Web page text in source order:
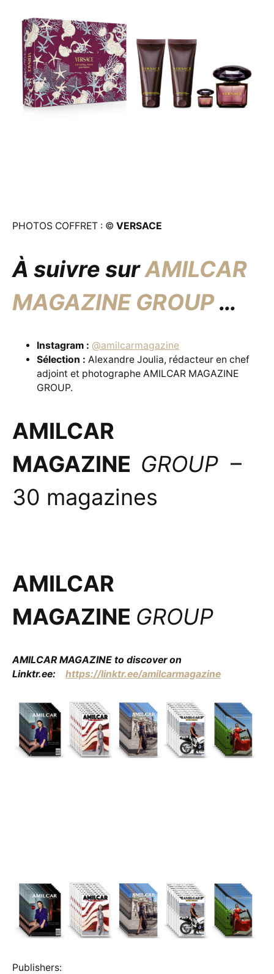
PHOTOS COFFRET : © VERSACE
À suivre surAMILCAR
MAGAZINE GROUP …
Instagram : @amilcarmagazine
Sélection : Alexandre Joulia, rédacteur en chef
adjoint et photographe AMILCAR MAGAZINE
GROUP.
AMILCAR
MAGAZINE GROUP –
30 magazines
AMILCAR
MAGAZINE GROUP
AMILCAR MAGAZINE to discover on
Linktr.ee: https://linktr.ee/amilcarmagazine
Publishers: